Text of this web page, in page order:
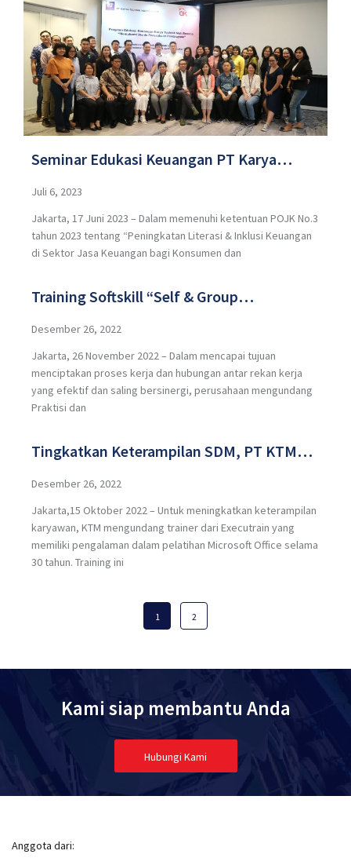
Seminar Edukasi Keuangan PT Karya
Technik Multifinance dengan Tema
“Memahami Bisnis Perusahaan
Pembiayaan”
Juli 6, 2023
Jakarta, 17 Juni 2023 – Dalam memenuhi ketentuan POJK No.3
tahun 2023 tentang “Peningkatan Literasi & Inklusi Keuangan
di Sektor Jasa Keuangan bagi Konsumen dan
Training Softskill “Self & Group
Effectiveness Through MBTI (Myers Brigss
Type Indicator)”
Desember 26, 2022
Jakarta, 26 November 2022 – Dalam mencapai tujuan
menciptakan proses kerja dan hubungan antar rekan kerja
yang efektif dan saling bersinergi, perusahaan mengundang
Praktisi dan
Tingkatkan Keterampilan SDM, PT KTM
Mengundang Trainer dari Executrain
Professional Training Leader
Desember 26, 2022
Jakarta,15 Oktober 2022 – Untuk meningkatkan keterampilan
karyawan, KTM mengundang trainer dari Executrain yang
memiliki pengalaman dalam pelatihan Microsoft Office selama
30 tahun. Training ini
1 2
Kami siap membantu Anda
Hubungi Kami
Anggota dari: